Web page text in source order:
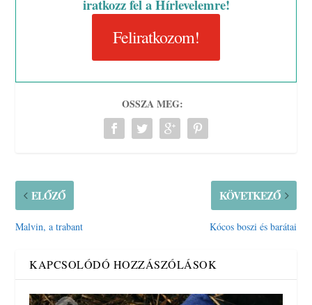
iratkozz fel a Hírlevelemre!
Feliratkozom!
OSSZA MEG:
ELŐZŐ
Malvin, a trabant
KÖVETKEZŐ
Kócos boszi és barátai
KAPCSOLÓDÓ HOZZÁSZÓLÁSOK